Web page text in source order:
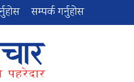
सम्पर्क गर्नुहोस